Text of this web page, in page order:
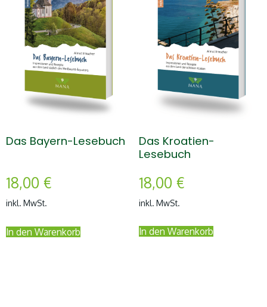
Das Bayern-Lesebuch
18,00 €
inkl. MwSt.
In den Warenkorb
Das Kroatien-
Lesebuch
18,00 €
inkl. MwSt.
In den Warenkorb